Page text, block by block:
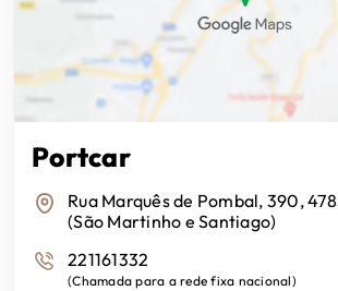
Portcar
Rua Marquês de Pombal, 390,
(São Martinho e Santiago)
221161332
(Chamada para a rede fixa nacional)